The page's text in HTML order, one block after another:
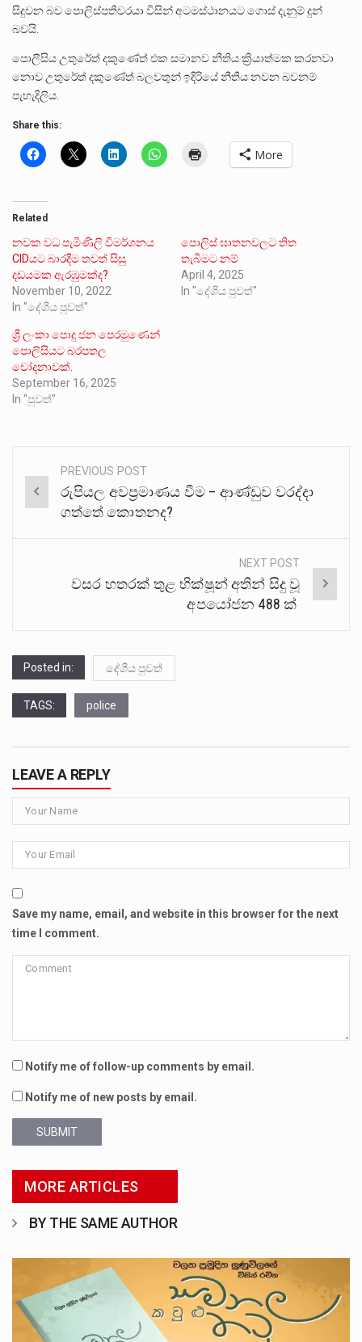
සිදුවන බව පොලිස්පතිවරයා විසින් අටමස්ථානයට ගොස් දැනුම් දුන්
බවයි.
පොලීසිය උතුරේත් දකුණේත් එක සමානව නීතිය ක්‍රියාත්මක කරනවා
නොව උතුරේත් දකුණේත් බලවතුන් ඉදිරියේ නීතිය නවන බවනම්
පැහැදිලිය.
Share this:
More
Related
නවක වධ පැමිණිලි විමර්ශනය
CIDයට බාරදීම තවත් සිසු
දඩයමක ඇරඹුමක්ද?
November 10, 2022
In "දේශීය පුවත්"
පොලිස් ඝාතනවලට තිත
තැබීමට නම්
April 4, 2025
In "දේශීය පුවත්"
ශ්‍රී ලංකා පොදු ජන පෙරමුණෙන්
පොලිසියට බරපතල
චෝදනාවක්.
September 16, 2025
In "පුවත්"
Post
navigation
PREVIOUS POST
රුපියල අවප්‍රමාණය වීම – ආණ්ඩුව වරද්දා
ගත්තේ කොතනද?
NEXT POST
වසර හතරක් තුළ භික්ෂූන් අතින් සිදු වූ
අපයෝජන 488 ක්
Posted in: දේශීය පුවත්
TAGS: police
LEAVE A REPLY
Save my name, email, and website in this browser for the next
time I comment.
Notify me of follow-up comments by email.
Notify me of new posts by email.
SUBMIT
MORE ARTICLES
BY THE SAME AUTHOR